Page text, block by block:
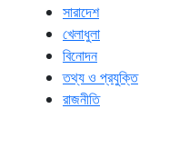
সারাদেশ
খেলাধুলা
বিনোদন
তথ্য ও প্রযুক্তি
রাজনীতি